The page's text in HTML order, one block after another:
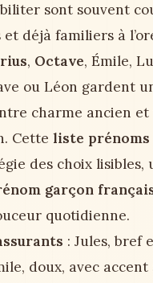
sont souvent
déjà familiers à
, Octave, Émile,
ou Léon gardent
charme ancien et
Cette liste prénoms
des choix lisibles,
garçon
quotidienne.
: Jules, bref
doux, avec accent